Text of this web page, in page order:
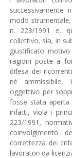
modo
n. 223/1991 e,
collettivo, sia, in
giustificato
ragioni poste a
difesa dei
né ammissibile,
oggettivo per
fosse stata aperta
infatti, vìola i
223/1991,
coinvolgimento
correttezza dei
lavoratori da